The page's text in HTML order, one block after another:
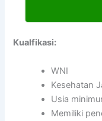
Kualfikasi:
WNI
Kesehatan
Usia
Memiliki